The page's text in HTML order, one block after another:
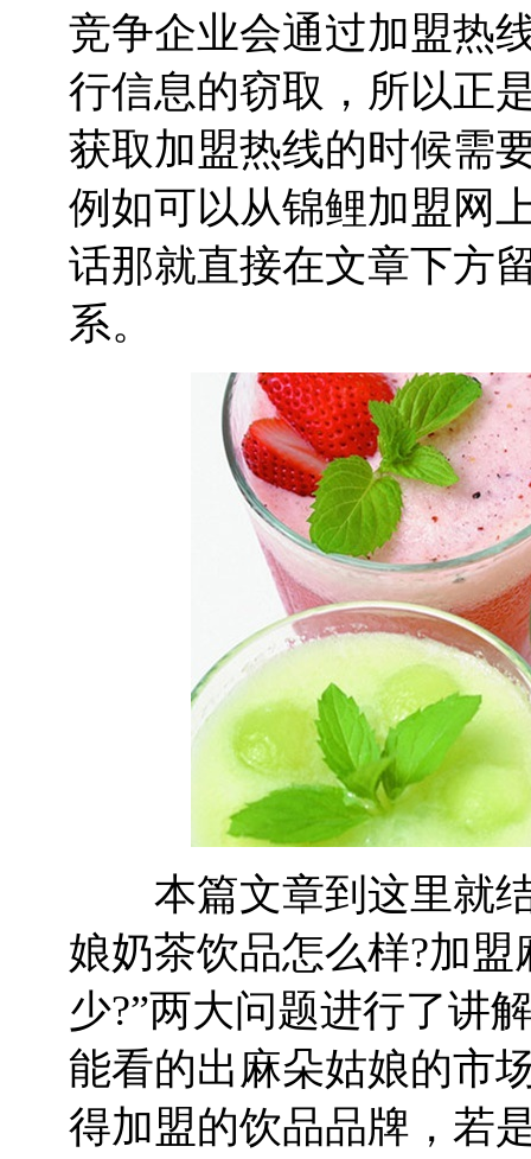
竞争企业会通过加盟热
行信息的窃取，所以正
获取加盟热线的时候需
例如可以从锦鲤加盟网
话那就直接在文章下方
系。
本篇文章到这里就结
娘奶茶饮品怎么样?加
少?”两大问题进行了讲
能看的出麻朵姑娘的市
得加盟的饮品品牌，若